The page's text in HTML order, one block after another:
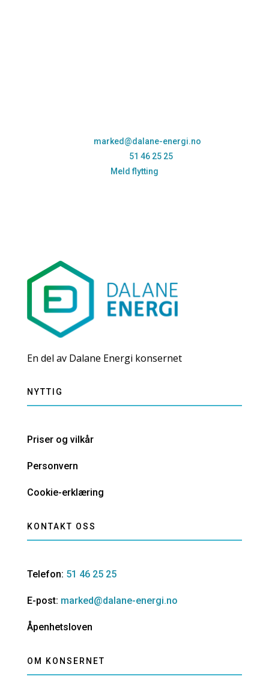
marked@dalane-energi.no
51 46 25 25
Meld flytting
En del av Dalane Energi konsernet
NYTTIG
Priser og vilkår
Personvern
Cookie-erklæring
KONTAKT OSS
Telefon: 51 46 25 25
E-post: marked@dalane-energi.no
Åpenhetsloven
OM KONSERNET